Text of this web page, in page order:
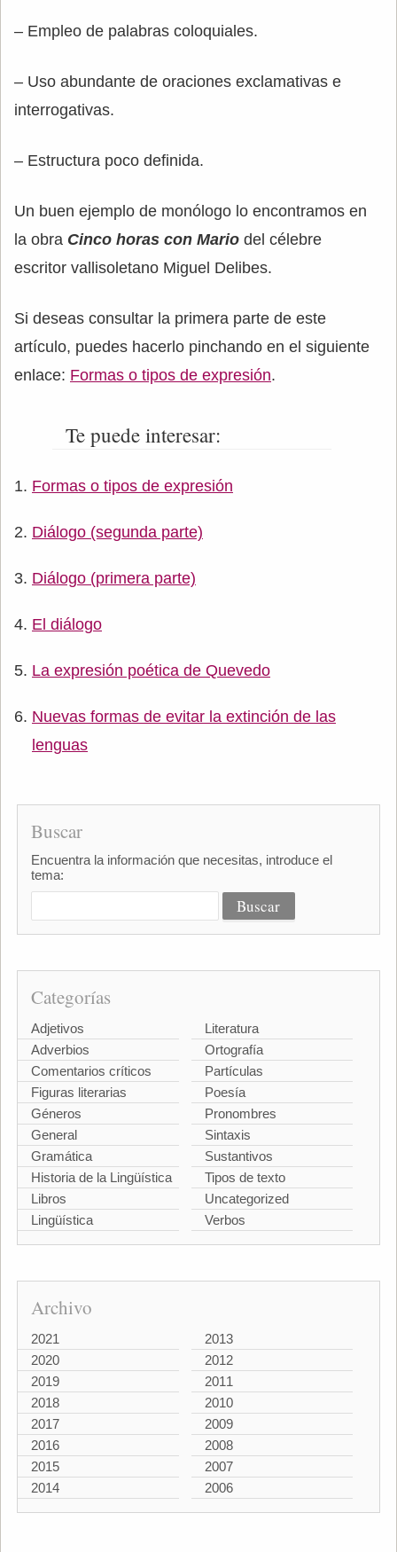
– Empleo de palabras coloquiales.
– Uso abundante de oraciones exclamativas e
interrogativas.
– Estructura poco definida.
Un buen ejemplo de monólogo lo encontramos en
la obra Cinco horas con Mario del célebre
escritor vallisoletano Miguel Delibes.
Si deseas consultar la primera parte de este
artículo, puedes hacerlo pinchando en el siguiente
enlace: Formas o tipos de expresión.
Te puede interesar:
Formas o tipos de expresión
Diálogo (segunda parte)
Diálogo (primera parte)
El diálogo
La expresión poética de Quevedo
Nuevas formas de evitar la extinción de las
lenguas
Buscar
Encuentra la información que necesitas, introduce el
tema:
Categorías
Adjetivos
Adverbios
Comentarios críticos
Figuras literarias
Géneros
General
Gramática
Historia de la Lingüística
Libros
Lingüística
Literatura
Ortografía
Partículas
Poesía
Pronombres
Sintaxis
Sustantivos
Tipos de texto
Uncategorized
Verbos
Archivo
2021
2020
2019
2018
2017
2016
2015
2014
2013
2012
2011
2010
2009
2008
2007
2006